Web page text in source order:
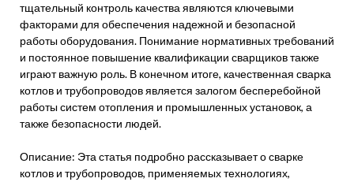
тщательный контроль качества являются ключевыми
факторами для обеспечения надежной и безопасной
работы оборудования. Понимание нормативных требований
и постоянное повышение квалификации сварщиков также
играют важную роль. В конечном итоге, качественная сварка
котлов и трубопроводов является залогом бесперебойной
работы систем отопления и промышленных установок, а
также безопасности людей.
Описание: Эта статья подробно рассказывает о сварке
котлов и трубопроводов, применяемых технологиях,